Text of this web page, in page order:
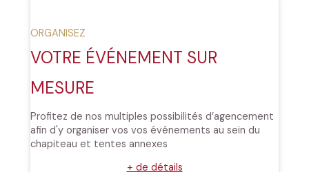
00:00
Media error: Format(s) not supported or source(s) not found
Télécharger le fichier: https://future.cirque-gruss.com/wp-
ORGANISEZ
VOTRE ÉVÉNEMENT SUR
MESURE
Profitez de nos multiples possibilités d’agencement
afin d'y organiser vos vos événements au sein du
chapiteau et tentes annexes
+ de détails